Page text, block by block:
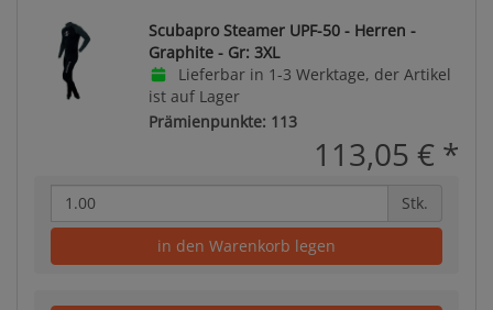
Scubapro Steamer UPF-50 - Herren -
Graphite - Gr: 3XL
Lieferbar in 1-3 Werktage, der Artikel
ist auf Lager
Prämienpunkte: 113
113,05 € *
Stk.
in den Warenkorb legen